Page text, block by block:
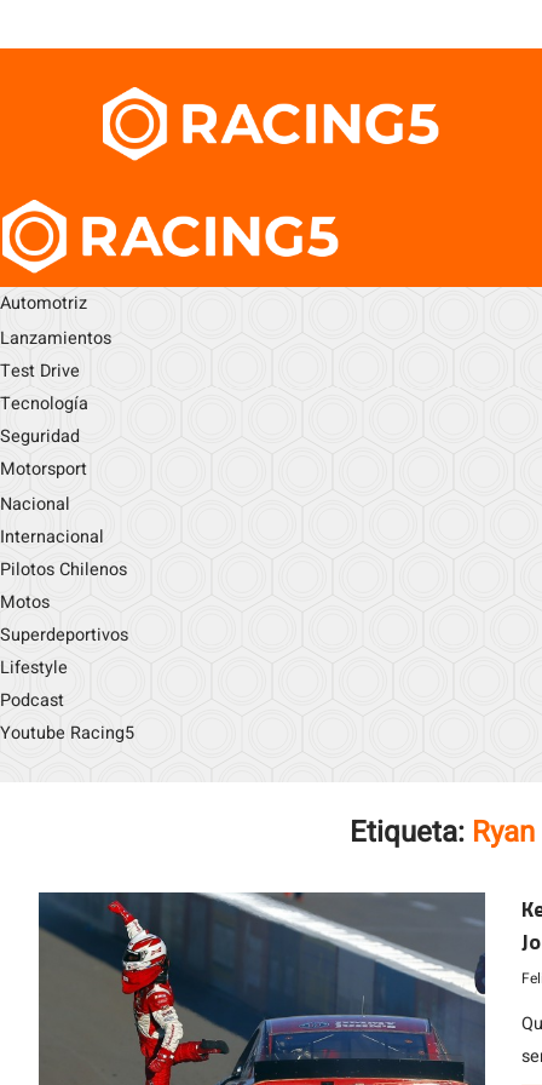
Automotriz
Lanzamientos
Test Drive
Tecnología
Seguridad
Motorsport
Nacional
Internacional
Pilotos Chilenos
Motos
Superdeportivos
Lifestyle
Podcast
Youtube Racing5
Etiqueta: